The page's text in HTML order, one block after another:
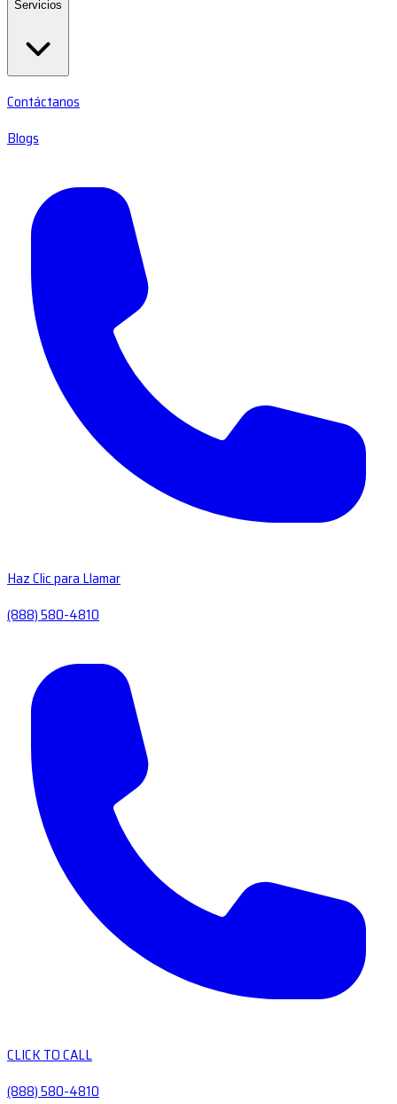
Servicios
Contáctanos
Blogs
Haz Clic para Llamar
(888) 580-4810
CLICK TO CALL
(888) 580-4810